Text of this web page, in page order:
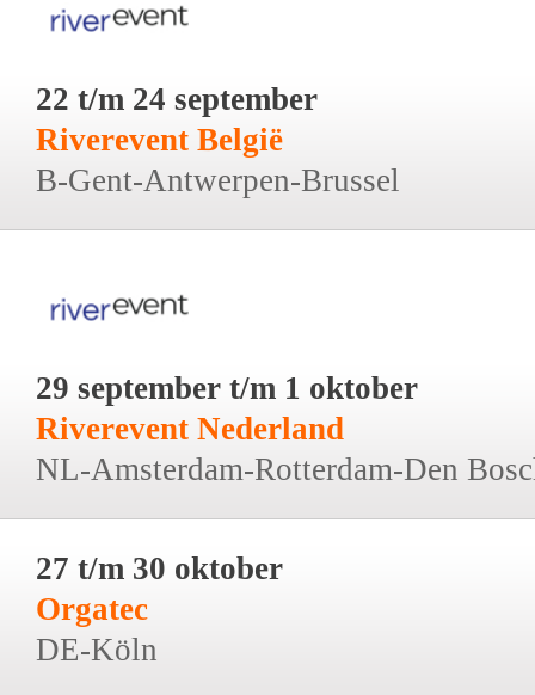
22 t/m 24 september
Riverevent België
B-Gent-Antwerpen-Brussel
29 september t/m 1 oktober
Riverevent Nederland
NL-Amsterdam-Rotterdam-Den
27 t/m 30 oktober
Orgatec
DE-Köln